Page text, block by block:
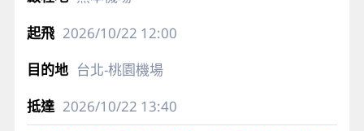
2026/10/22 12:00
台北-桃園機場
2026/10/22 13:40